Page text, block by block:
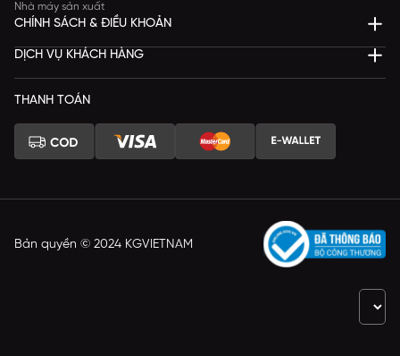
Nhà máy sản xuất
CHÍNH SÁCH & ĐIỀU KHOẢN
DỊCH VỤ KHÁCH HÀNG
THANH TOÁN
Bản quyền © 2024 KGVIETNAM